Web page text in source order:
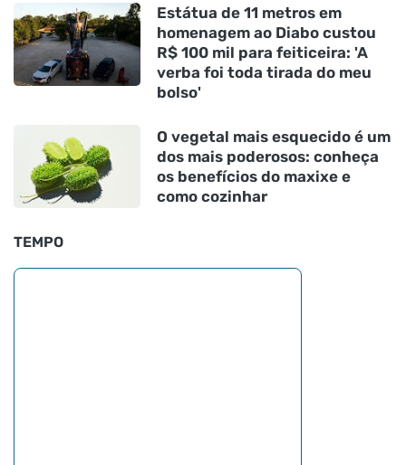
Estátua de 11 metros em
homenagem ao Diabo custou
R$ 100 mil para feiticeira: 'A
verba foi toda tirada do meu
bolso'
O vegetal mais esquecido é um
dos mais poderosos: conheça
os benefícios do maxixe e
como cozinhar
TEMPO